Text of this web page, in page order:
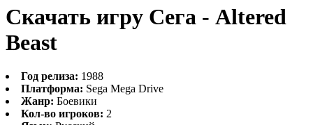
Скачать игру Сега - Altered
Beast
Год релиза: 1988
Платформа: Sega Mega Drive
Жанр: Боевики
Кол-во игроков: 2